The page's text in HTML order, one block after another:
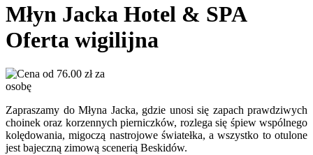
Młyn Jacka Hotel & SPA
Oferta wigilijna
od 76.00 zł za
osobę
Zapraszamy do Młyna Jacka, gdzie unosi się zapach prawdziwych
choinek oraz korzennych pierniczków, rozlega się śpiew wspólnego
kolędowania, migoczą nastrojowe światełka, a wszystko to otulone
jest bajeczną zimową scenerią Beskidów.